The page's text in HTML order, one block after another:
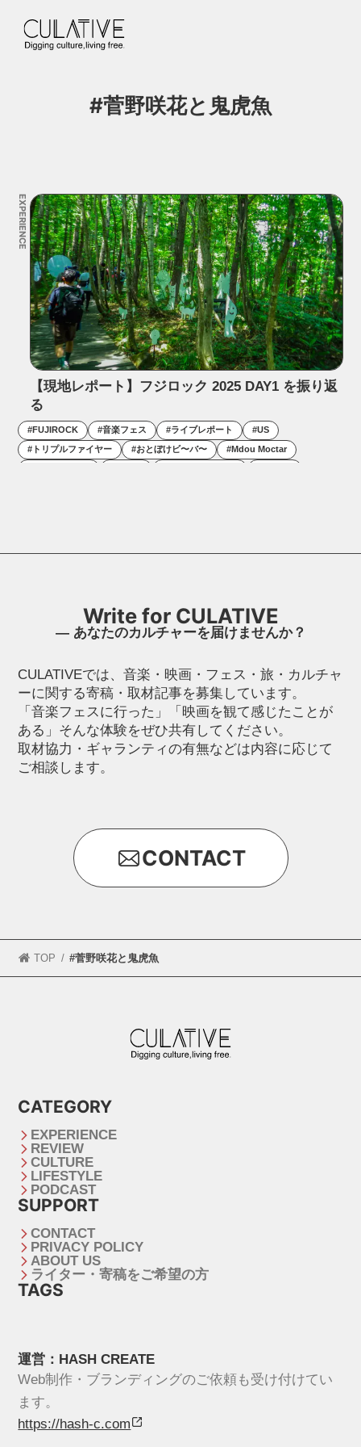
#菅野咲花と鬼虎魚
EXPERIENCE
【現地レポート】フジロック 2025 DAY1 を振り返
る
#FUJIROCK #音楽フェス #ライブレポート #US
# トリプルファイヤー #おとぼけビ〜バ〜 #Mdou Moctar
Write for CULATIVE
― あなたのカルチャーを届けませんか？
CULATIVEでは、音楽・映画・フェス・旅・カルチャ
ーに関する寄稿・取材記事を募集しています。
「音楽フェスに行った」「映画を観て感じたことが
ある」そんな体験をぜひ共有してください。
取材協力・ギャランティの有無などは内容に応じて
ご相談します。
CONTACT
TOP #菅野咲花と鬼虎魚
CATEGORY
EXPERIENCE
REVIEW
CULTURE
LIFESTYLE
PODCAST
SUPPORT
CONTACT
PRIVACY POLICY
ABOUT US
ライター・寄稿をご希望の方
TAGS
運営：HASH CREATE
Web制作・ブランディングのご依頼も受け付けてい
ます。
https://hash-c.com